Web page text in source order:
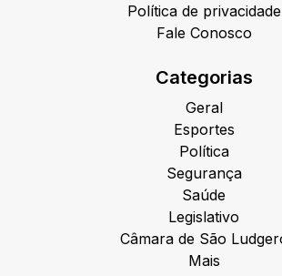
Política de privacidade
Fale Conosco
Categorias
Geral
Esportes
Política
Segurança
Saúde
Legislativo
Câmara de São
Mais